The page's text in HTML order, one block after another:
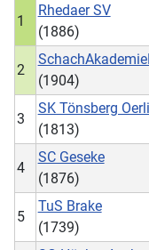
1
Rhedaer SV
(1886)
2
(1904)
3
SK Tönsberg
(1813)
4
SC Geseke
(1876)
5
TuS Brake
(1739)